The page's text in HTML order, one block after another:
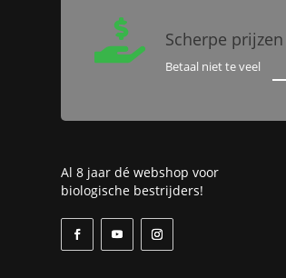
 Scherpe prijzen
Betaal niet te veel
Al 8 jaar dé webshop voor
biologische bestrijders!